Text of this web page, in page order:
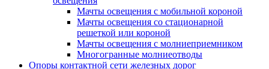
Мачты освещения с мобильной короной
Мачты освещения со стационарной
решеткой или короной
Мачты освещения с молниеприемником
Многогранные молниеотводы
Опоры контактной сети железных дорог